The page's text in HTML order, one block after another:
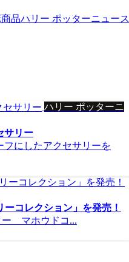
品ハリー ポッターニュース
ハリー ポッターニ
サリー
にしたアクセサリーを
コレクション」を発売！
ー マホウドコ...